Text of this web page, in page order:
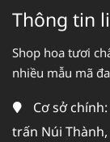
Thông tin
Shop hoa tươi
nhiều mẫu mã
Cơ sở
trấn Núi